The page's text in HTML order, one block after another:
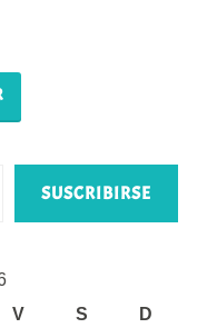
SUSCRIBIRSE
V S D